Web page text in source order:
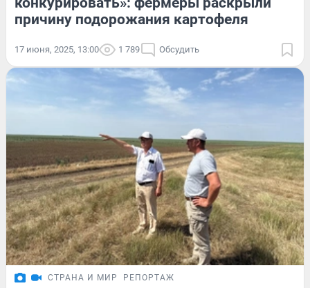
причину подорожания картофеля
17 июня, 2025, 13:00 1 789 Обсудить
СТРАНА И МИР РЕПОРТАЖ